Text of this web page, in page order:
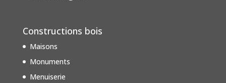
Constructions bois
Maisons
Monuments
Menuiserie